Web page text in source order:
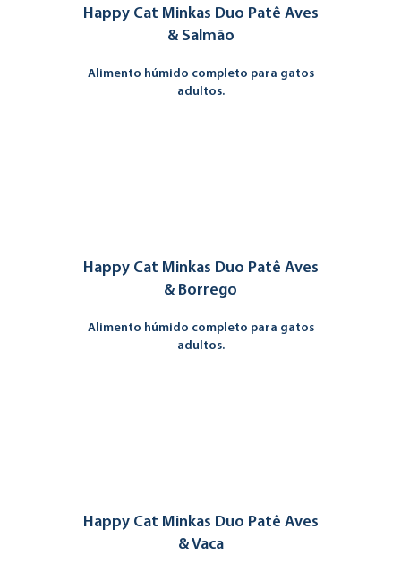
Happy Cat Minkas Duo Patê Aves
& Salmão
Alimento húmido completo para gatos
adultos.
Happy Cat Minkas Duo Patê Aves
& Borrego
Alimento húmido completo para gatos
adultos.
Happy Cat Minkas Duo Patê Aves
& Vaca